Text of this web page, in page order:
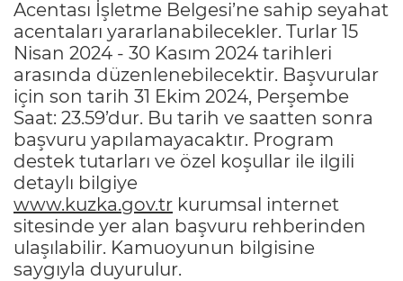
Acentası İşletme Belgesi’ne sahip seyahat
acentaları yararlanabilecekler. Turlar 15
Nisan 2024 - 30 Kasım 2024 tarihleri
arasında düzenlenebilecektir. Başvurular
için son tarih 31 Ekim 2024, Perşembe
Saat: 23.59’dur. Bu tarih ve saatten sonra
başvuru yapılamayacaktır. Program
destek tutarları ve özel koşullar ile ilgili
detaylı bilgiye
www.kuzka.gov.tr kurumsal internet
sitesinde yer alan başvuru rehberinden
ulaşılabilir. Kamuoyunun bilgisine
saygıyla duyurulur.